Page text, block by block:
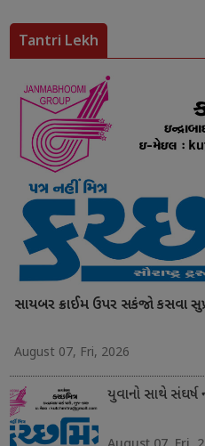
Tantri Lekh
સાયબર ક્રાઈમ ઉપર સકંજો કસવા
August 07, Fri, 2026
યુવાનો સાથે સંઘર્ષ